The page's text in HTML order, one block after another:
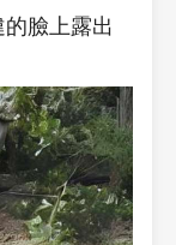
臉上露出